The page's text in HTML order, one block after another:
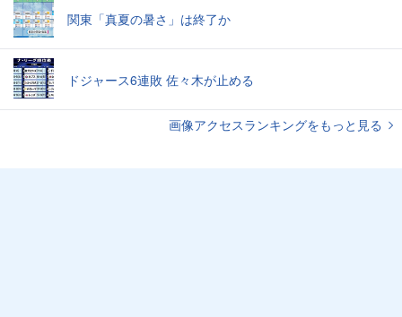
関東「真夏の暑さ」は終了か
ドジャース6連敗 佐々木が止める
画像アクセスランキングをもっと見る